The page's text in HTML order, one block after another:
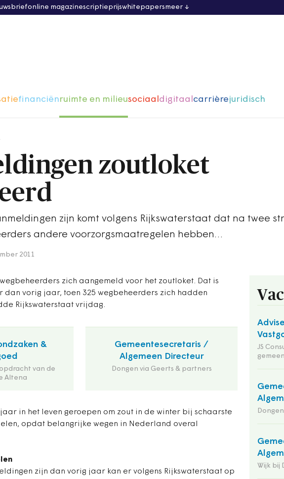
online magazinescriptieprijswhitepapersmeer
financiënruimte en milieusociaaldigitaalcarrièrejuridisch
zoutloket
zijn komt volgens Rijkswaterstaat dat na twee
andere voorzorgsmaatregelen hebben…
2011
zich aangemeld voor het zoutloket. Dat is
dan vorig jaar, toen 325 wegbeheerders zich hadden
Rijkswaterstaat vrijdag.
&
van de
Altena
Gemeentesecretaris /
Algemeen Directeur
Dongen via Geerts & partners
in het leven geroepen om zout in de winter bij schaarste
opdat belangrijke wegen in Nederland overal
JS
Wijk bij
zijn dan vorig jaar kan er volgens Rijkswaterstaat op